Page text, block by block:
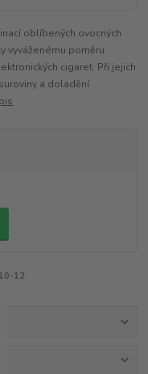
oblíbených ovocných
vyváženému poměru
cigaret. Při jejich
a doladění
12